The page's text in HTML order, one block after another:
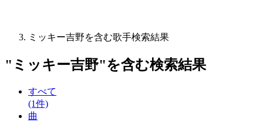
ミッキー吉野を含む歌手検索結果
" ミッキー吉野"を含む検索結果
すべて
(1件)
曲